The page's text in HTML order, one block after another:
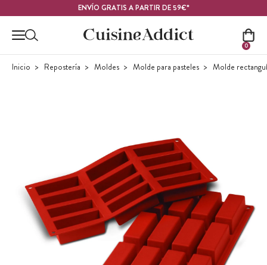
ENVÍO GRATIS A PARTIR DE 59€*
0
Inicio Repostería Moldes Molde para pasteles Molde